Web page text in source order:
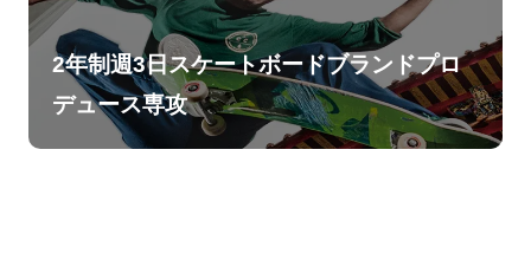
2年制週3日スケートボードブランドプロ
デュース専攻